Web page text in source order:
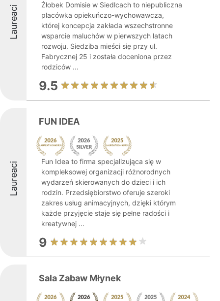
Laureaci
Żłobek Domisie w Siedlcach to niepubliczna
placówka opiekuńczo-wychowawcza,
której koncepcja zakłada wszechstronne
wsparcie maluchów w pierwszych latach
rozwoju. Siedziba mieści się przy ul.
Fabrycznej 25 i została doceniona przez
rodziców ...
9.5
Laureaci
FUN IDEA
Fun Idea to firma specjalizująca się w
kompleksowej organizacji różnorodnych
wydarzeń skierowanych do dzieci i ich
rodzin. Przedsiębiorstwo oferuje szeroki
zakres usług animacyjnych, dzięki którym
każde przyjęcie staje się pełne radości i
kreatywnej ...
9
Sala Zabaw Młynek